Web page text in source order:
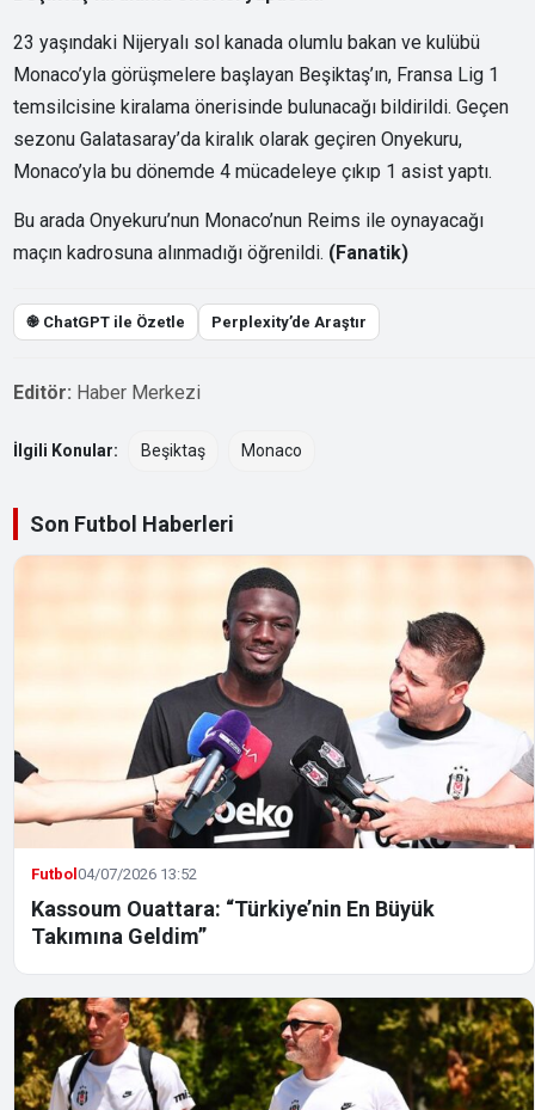
23 yaşındaki Nijeryalı sol kanada olumlu bakan ve kulübü
Monaco’yla görüşmelere başlayan Beşiktaş’ın, Fransa Lig 1
temsilcisine kiralama önerisinde bulunacağı bildirildi. Geçen
sezonu Galatasaray’da kiralık olarak geçiren Onyekuru,
Monaco’yla bu dönemde 4 mücadeleye çıkıp 1 asist yaptı.
Bu arada Onyekuru’nun Monaco’nun Reims ile oynayacağı
maçın kadrosuna alınmadığı öğrenildi. (Fanatik)
֎ ChatGPT ile Özetle Perplexity’de Araştır
Editör: Haber Merkezi
İlgili Konular: Beşiktaş Monaco
Son Futbol Haberleri
Futbol04/07/2026 13:52
Kassoum Ouattara: “Türkiye’nin En Büyük
Takımına Geldim”